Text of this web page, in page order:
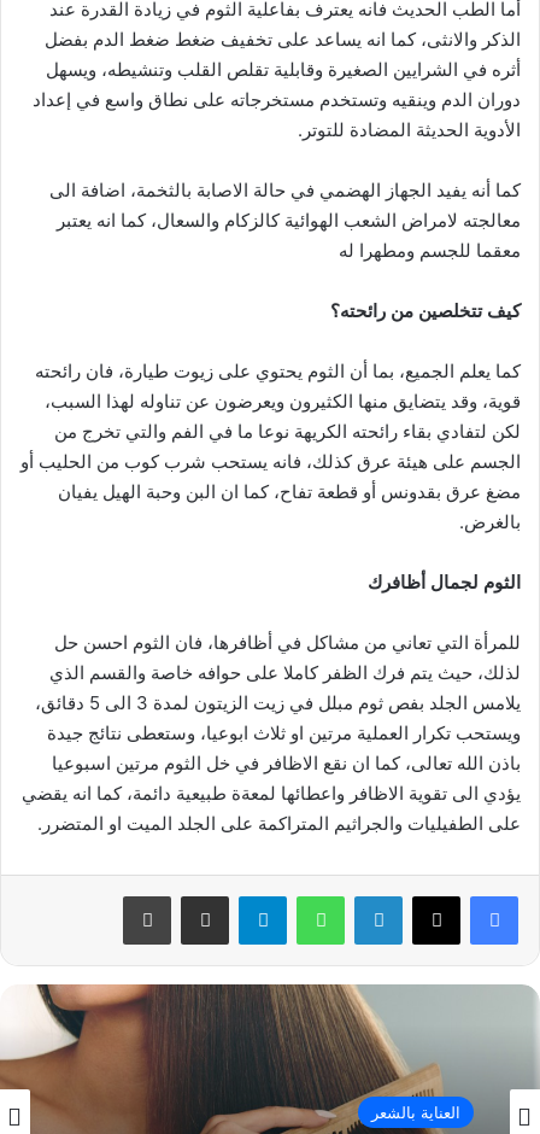
أما الطب الحديث فانه يعترف بفاعلية الثوم في زيادة القدرة عند
الذكر والانثى، كما انه يساعد على تخفيف ضغط ضغط الدم بفضل
أثره في الشرايين الصغيرة وقابلية تقلص القلب وتنشيطه، ويسهل
دوران الدم وينقيه وتستخدم مستخرجاته على نطاق واسع في إعداد
الأدوية الحديثة المضادة للتوتر.
كما أنه يفيد الجهاز الهضمي في حالة الاصابة بالثخمة، اضافة الى
معالجته لامراض الشعب الهوائية كالزكام والسعال، كما انه يعتبر
معقما للجسم ومطهرا له
كيف تتخلصين من رائحته؟
كما يعلم الجميع، بما أن الثوم يحتوي على زيوت طيارة، فان رائحته
قوية، وقد يتضايق منها الكثيرون ويعرضون عن تناوله لهذا السبب،
لكن لتفادي بقاء رائحته الكريهة نوعا ما في الفم والتي تخرج من
الجسم على هيئة عرق كذلك، فانه يستحب شرب كوب من الحليب أو
مضغ عرق بقدونس أو قطعة تفاح، كما ان البن وحبة الهيل يفيان
بالغرض.
الثوم لجمال أظافرك
للمرأة التي تعاني من مشاكل في أظافرها، فان الثوم احسن حل
لذلك، حيث يتم فرك الظفر كاملا على حوافه خاصة والقسم الذي
يلامس الجلد بفص ثوم مبلل في زيت الزيتون لمدة 3 الى 5 دقائق،
ويستحب تكرار العملية مرتين او ثلاث ابوعيا، وستعطى نتائج جيدة
باذن الله تعالى، كما ان نقع الاظافر في خل الثوم مرتين اسبوعيا
يؤدي الى تقوية الاظافر واعطائها لمعةة طبيعية دائمة، كما انه يقضي
على الطفيليات والجراثيم المتراكمة على الجلد الميت او المتضرر.
فيسبوك لينكدإن واتساب
العناية بالشعر